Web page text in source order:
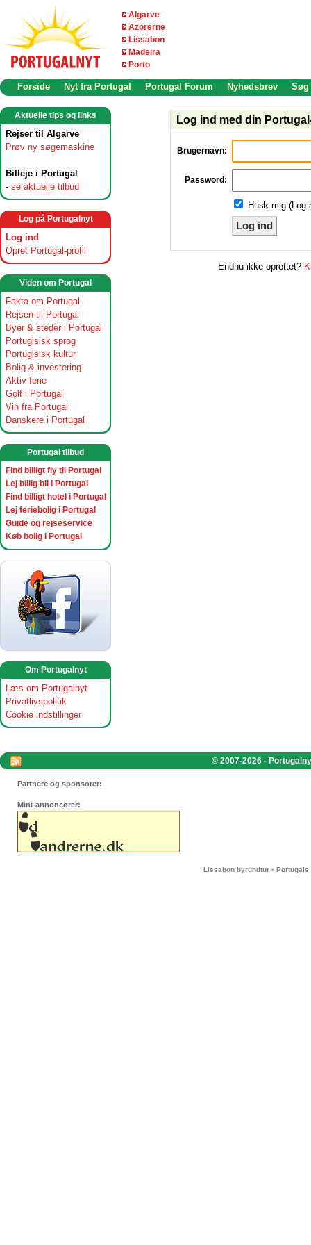
Algarve
Azorerne
Lissabon
Madeira
Porto
Forside Nyt fra Portugal Portugal Forum Nyhedsbrev Søg
Aktuelle tips og links
Rejser til Algarve
Prøv ny søgemaskine
Billeje i Portugal
- se aktuelle tilbud
Log på Portugalnyt
Log ind
Opret Portugal-profil
Viden om Portugal
Fakta om Portugal
Rejsen til Portugal
Byer & steder i Portugal
Portugisisk sprog
Portugisisk kultur
Bolig & investering
Aktiv ferie
Golf i Portugal
Vin fra Portugal
Danskere i Portugal
Portugal tilbud
Find billigt fly til Portugal
Lej billig bil i Portugal
Find billigt hotel i Portugal
Lej feriebolig i Portugal
Guide og rejseservice
Køb bolig i Portugal
Om Portugalnyt
Læs om Portugalnyt
Privatlivspolitik
Cookie indstillinger
Log ind med din
Brugernavn:
Password:
Husk mig (Log
Log ind
Endnu ikke oprettet?
© 2007-2026 -
Partnere og sponsorer:
Mini-annoncører:
Lissabon byrundtur - Portugals